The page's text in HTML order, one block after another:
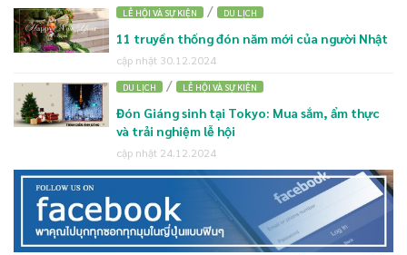
LỄ HỘI VÀ SỰ KIỆN / DU LỊCH
11 truyền thống đón năm mới của người Nhật
cập nhật 30.12.2024
DU LỊCH / LỄ HỘI VÀ SỰ KIỆN
Đón Giáng sinh tại Tokyo: Mua sắm, ẩm thực
và trải nghiệm lễ hội
cập nhật 24.12.2024